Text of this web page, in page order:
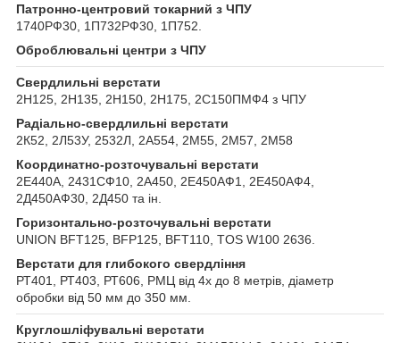
Патронно-центровий токарний з ЧПУ
1740РФ30, 1П732РФ30, 1П752.
Оброблювальні центри з ЧПУ
Свердлильні верстати
2Н125, 2Н135, 2Н150, 2Н175, 2С150ПМФ4 з ЧПУ
Радіально-свердлильні верстати
2К52, 2Л53У, 2532Л, 2А554, 2М55, 2М57, 2М58
Координатно-розточувальні верстати
2Е440А, 2431СФ10, 2А450, 2Е450АФ1, 2Е450АФ4,
2Д450АФ30, 2Д450 та ін.
Горизонтально-розточувальні верстати
UNION BFT125, BFP125, BFT110, TOS W100 2636.
Верстати для глибокого свердління
РТ401, РТ403, РТ606, РМЦ від 4х до 8 метрів, діаметр
обробки від 50 мм до 350 мм.
Круглошліфувальні верстати